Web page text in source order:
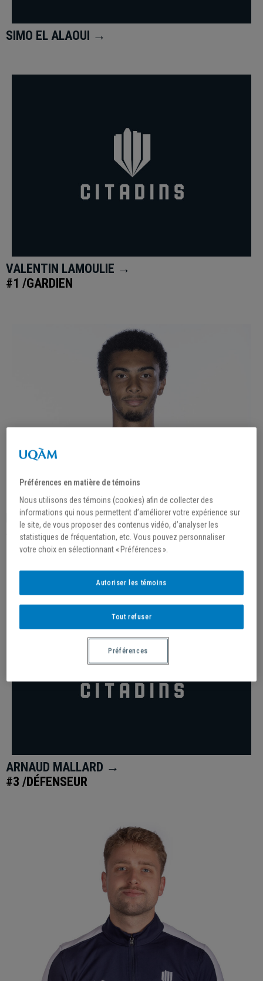
SIMO EL ALAOUI →
VALENTIN LAMOULIE →
#1 /GARDIEN
LOÏS AKPETOI →
#2 /DÉFENSEUR
ARNAUD MALLARD →
#3 /DÉFENSEUR
Préférences en matière de témoins
Nous utilisons des témoins (cookies) afin de collecter des
informations qui nous permettent d’améliorer votre expérience sur
le site, de vous proposer des contenus vidéo, d’analyser les
statistiques de fréquentation, etc. Vous pouvez personnaliser
votre choix en sélectionnant « Préférences ».
Tout refuser
Autoriser les témoins
Préférences